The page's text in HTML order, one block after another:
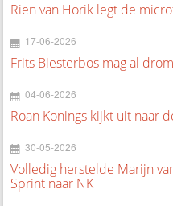
Rien van Horik legt de
17-06-2026
Frits Biesterbos mag al
04-06-2026
Roan Konings kijkt uit naar
30-05-2026
Volledig herstelde Marijn
Sprint naar NK